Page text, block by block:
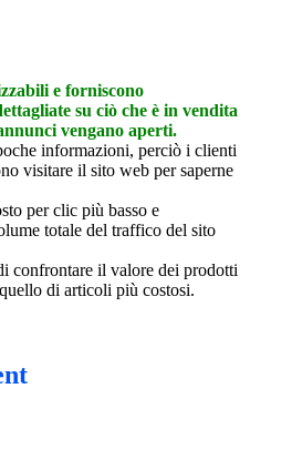
e forniscono
su ciò che è in vendita
vengano aperti.
informazioni, perciò i clienti
visitare il sito web per saperne
per clic più basso e
totale del traffico del sito
confrontare il valore dei prodotti
di articoli più costosi.